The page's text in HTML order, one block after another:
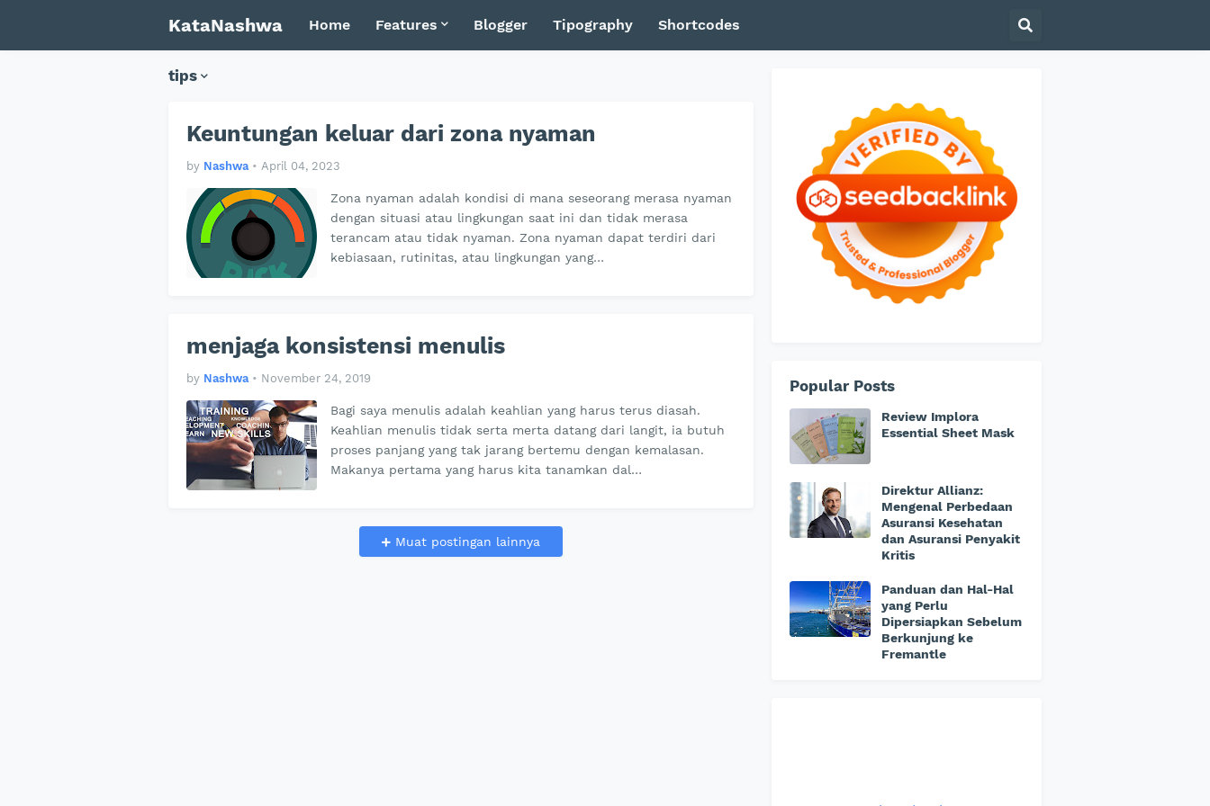
KataNashwa Home Features Blogger Tipography Shortcodes
tips
Keuntungan keluar dari zona nyaman
by Nashwa • April 04, 2023
Zona nyaman adalah kondisi di mana seseorang merasa nyaman
dengan situasi atau lingkungan saat ini dan tidak merasa
terancam atau tidak nyaman. Zona nyaman dapat terdiri dari
kebiasaan, rutinitas, atau lingkungan yang…
menjaga konsistensi menulis
by Nashwa • November 24, 2019
Bagi saya menulis adalah keahlian yang harus terus diasah.
Keahlian menulis tidak serta merta datang dari langit, ia butuh
proses panjang yang tak jarang bertemu dengan kemalasan.
Makanya pertama yang harus kita tanamkan dal…
Muat postingan lainnya
Popular Posts
Review Implora
Essential Sheet Mask
Direktur Allianz:
Mengenal Perbedaan
Asuransi Kesehatan
dan Asuransi Penyakit
Kritis
Panduan dan Hal-Hal
yang Perlu
Dipersiapkan Sebelum
Berkunjung ke
Fremantle